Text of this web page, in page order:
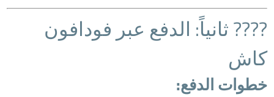
???? ثانياً: الدفع عبر فودافون
كاش
خطوات الدفع: